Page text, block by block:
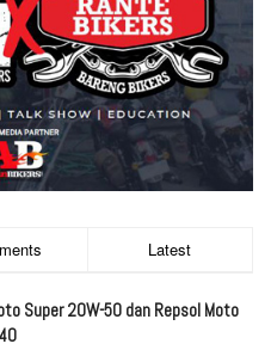
Latest
Super 20W-50 dan Repsol Moto